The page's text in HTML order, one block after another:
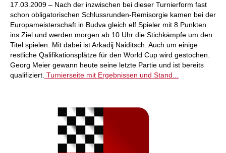
17.03.2009 – Nach der inzwischen bei dieser Turnierform fast
schon obligatorischen Schlussrunden-Remisorgie kamen bei der
Europameisterschaft in Budva gleich elf Spieler mit 8 Punkten
ins Ziel und werden morgen ab 10 Uhr die Stichkämpfe um den
Titel spielen. Mit dabei ist Arkadij Naiditsch. Auch um einige
restliche Qalifikationsplätze für den World Cup wird gestochen.
Georg Meier gewann heute seine letzte Partie und ist bereits
qualifiziert. Turnierseite mit Ergebnissen und Stand...